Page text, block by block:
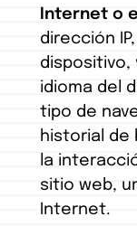
Internet o
dirección
dispositivo,
idioma del
tipo de
historial de
la
sitio web,
Internet.